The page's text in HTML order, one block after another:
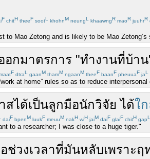
F chitH theeF sootL khohnM neungL khaawngR maoR juuhrR
to Mao Zetong and is likely to be Mao Zetong’s
อกมาตรการ "ทำงานที่บ้าน
F dtraL gaanM thamM ngaanM theeF baanF pheuuaF jaL
at home” rules so as to reduce interpersonal
สได้เป็นลูกมือนักวิจัย ได้ใ
daiF bpenM luukF meuuM nakH wiH jaiM daiF glaiF chitH gapL
to a researcher; I was close to a huge tiger."
ช่วงเวลาที่มันหลับเพราะฤ